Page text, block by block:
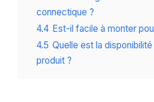
connectique ?
4.4 Est-il facile à monter
4.5 Quelle est la
produit ?